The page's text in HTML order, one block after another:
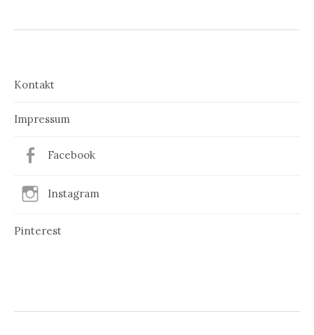
Kontakt
Impressum
Facebook
Instagram
Pinterest